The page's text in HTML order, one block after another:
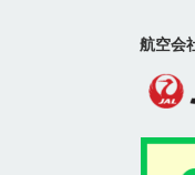
航空会